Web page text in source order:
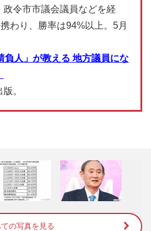
令市市議会議員などを経
わり、勝率は94%以上。5月
負人」が教える 地方議員にな
。
の写真を見る